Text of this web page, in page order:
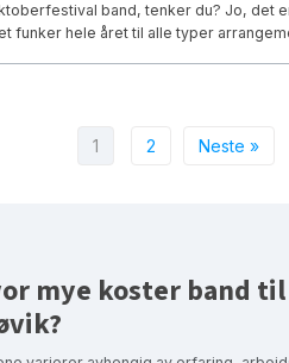
band, tenker du? Jo, det
funker hele året til alle typer
1 2 Neste »
mye koster band